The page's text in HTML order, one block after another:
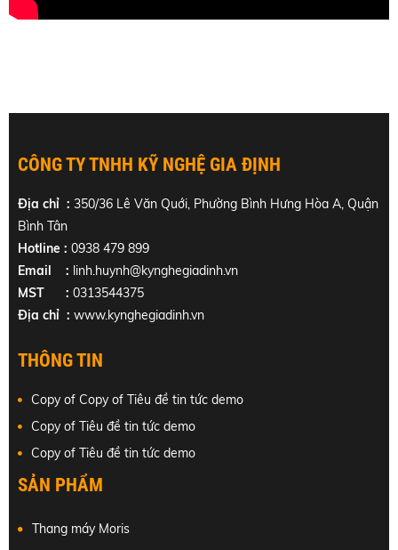
CÔNG TY TNHH KỸ NGHỆ GIA ĐỊNH
Địa chỉ : 350/36 Lê Văn Quới, Phường Bình Hưng Hòa A, Quận
Bình Tân
Hotline : 0938 479 899
Email : linh.huynh@kynghegiadinh.vn
MST : 0313544375
Địa chỉ : www.kynghegiadinh.vn
THÔNG TIN
Copy of Copy of Tiêu đề tin tức demo
Copy of Tiêu đề tin tức demo
Copy of Tiêu đề tin tức demo
SẢN PHẨM
Thang máy Moris